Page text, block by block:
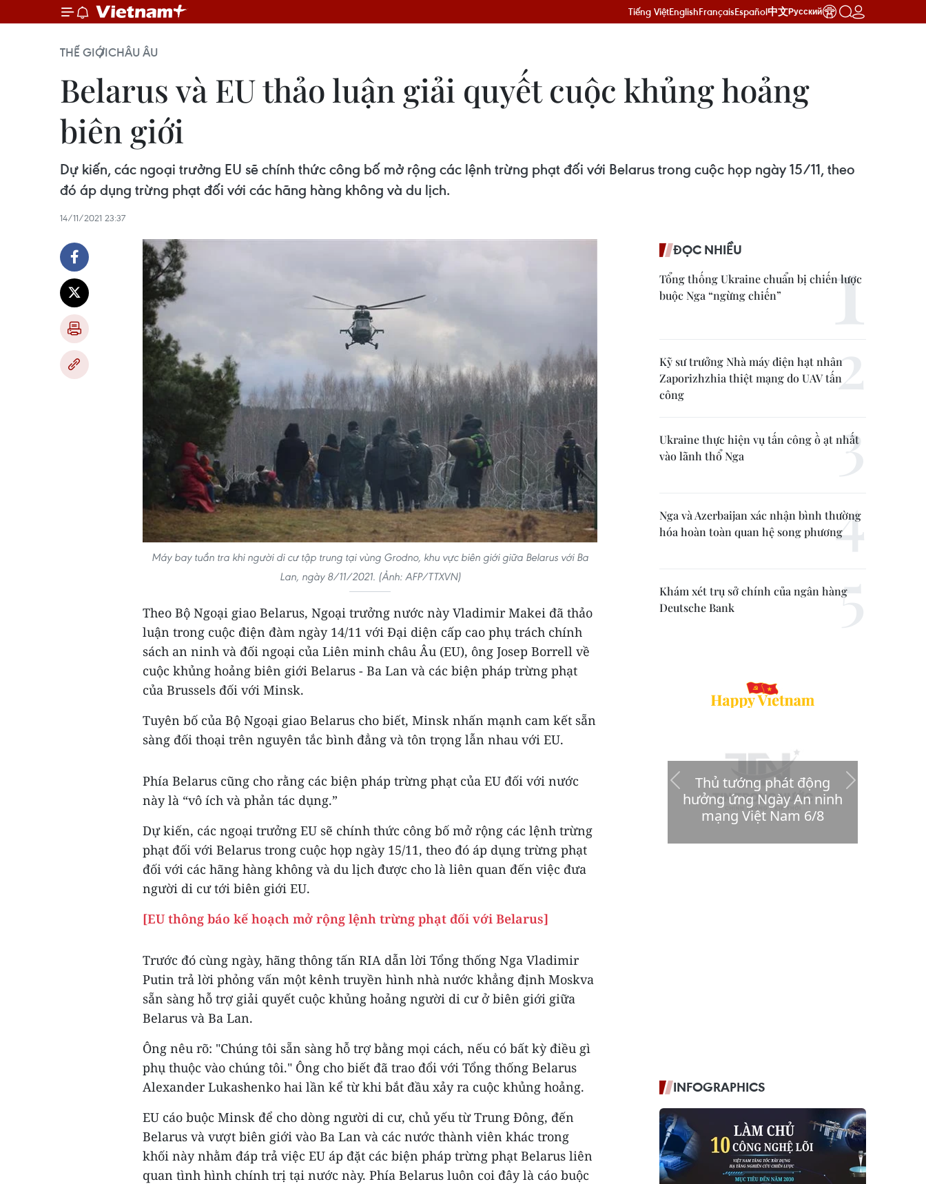
Tiếng ViệtEnglishFrançaisEspañol中文Русский
THẾ GIỚICHÂU ÂU
Belarus và EU thảo luận giải quyết cuộc khủng hoảng
biên giới
Dự kiến, các ngoại trưởng EU sẽ chính thức công bố mở rộng các lệnh trừng phạt đối với Belarus trong cuộc họp ngày 15/11, theo
đó áp dụng trừng phạt đối với các hãng hàng không và du lịch.
14/11/2021 23:37
Máy bay tuần tra khi người di cư tập trung tại vùng Grodno, khu vực biên giới giữa Belarus với Ba
Lan, ngày 8/11/2021. (Ảnh: AFP/TTXVN)
Theo Bộ Ngoại giao Belarus, Ngoại trưởng nước này Vladimir Makei đã thảo
luận trong cuộc điện đàm ngày 14/11 với Đại diện cấp cao phụ trách chính
sách an ninh và đối ngoại của Liên minh châu Âu (EU), ông Josep Borrell về
cuộc khủng hoảng biên giới Belarus - Ba Lan và các biện pháp trừng phạt
của Brussels đối với Minsk.
Tuyên bố của Bộ Ngoại giao Belarus cho biết, Minsk nhấn mạnh cam kết sẵn
sàng đối thoại trên nguyên tắc bình đẳng và tôn trọng lẫn nhau với EU.
Phía Belarus cũng cho rằng các biện pháp trừng phạt của EU đối với nước
này là “vô ích và phản tác dụng.”
Dự kiến, các ngoại trưởng EU sẽ chính thức công bố mở rộng các lệnh trừng
phạt đối với Belarus trong cuộc họp ngày 15/11, theo đó áp dụng trừng phạt
đối với các hãng hàng không và du lịch được cho là liên quan đến việc đưa
người di cư tới biên giới EU.
[EU thông báo kế hoạch mở rộng lệnh trừng phạt đối với Belarus]
Trước đó cùng ngày, hãng thông tấn RIA dẫn lời Tổng thống Nga Vladimir
Putin trả lời phỏng vấn một kênh truyền hình nhà nước khẳng định Moskva
sẵn sàng hỗ trợ giải quyết cuộc khủng hoảng người di cư ở biên giới giữa
Belarus và Ba Lan.
Ông nêu rõ: "Chúng tôi sẵn sàng hỗ trợ bằng mọi cách, nếu có bất kỳ điều gì
phụ thuộc vào chúng tôi." Ông cho biết đã trao đổi với Tổng thống Belarus
Alexander Lukashenko hai lần kể từ khi bắt đầu xảy ra cuộc khủng hoảng.
EU cáo buộc Minsk để cho dòng người di cư, chủ yếu từ Trung Đông, đến
Belarus và vượt biên giới vào Ba Lan và các nước thành viên khác trong
khối này nhằm đáp trả việc EU áp đặt các biện pháp trừng phạt Belarus liên
quan tình hình chính trị tại nước này. Phía Belarus luôn coi đây là cáo buộc
ĐỌC NHIỀU
Tổng thống Ukraine chuẩn bị chiến lược
buộc Nga “ngừng chiến”
Kỹ sư trưởng Nhà máy điện hạt nhân
Zaporizhzhia thiệt mạng do UAV tấn
công
Ukraine thực hiện vụ tấn công ồ ạt nhất
vào lãnh thổ Nga
Nga và Azerbaijan xác nhận bình thường
hóa hoàn toàn quan hệ song phương
Khám xét trụ sở chính của ngân hàng
Deutsche Bank
INFOGRAPHICS